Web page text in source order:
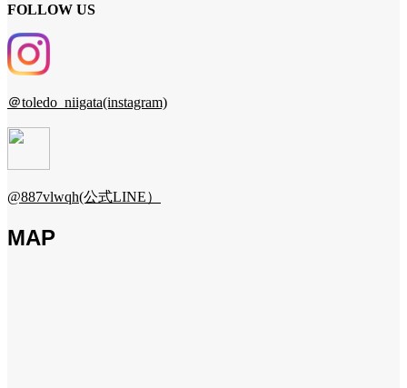
FOLLOW US
＠toledo_niigata(instagram)
@887vlwqh(公式LINE）
MAP